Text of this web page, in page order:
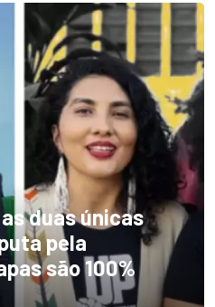
duas únicas
pela
são 100%